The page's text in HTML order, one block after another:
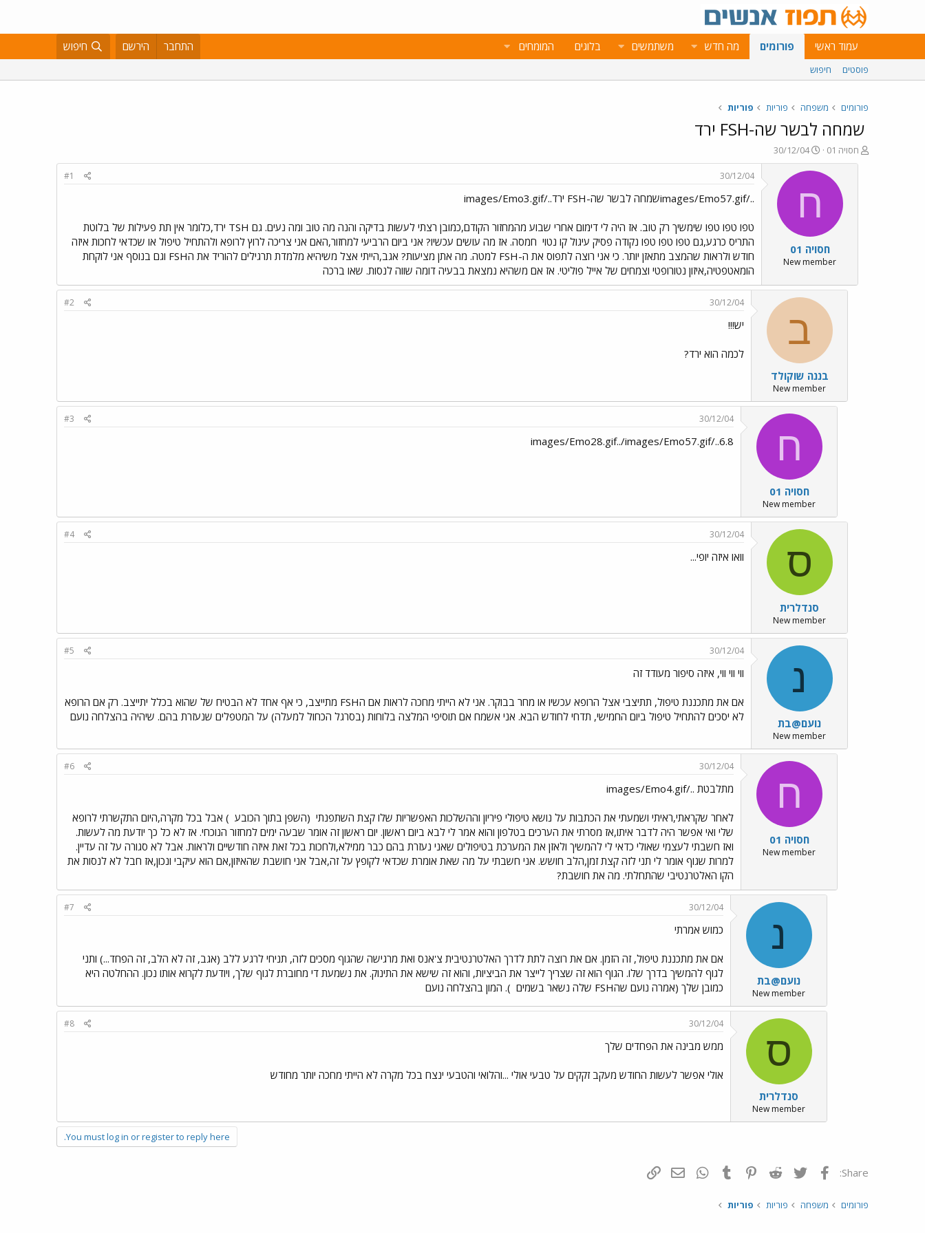
עמוד ראשי פורומים מה חדש משתמשים בלוגים המומחים התחבר הירשם חיפוש
פוסטים חיפוש
פורומים משפחה פוריות פוריות
שמחה לבשר שה-FSH ירד
פ
ו
חסויה 01
פ
ו
ר
ם
א
ר
י
30/12/04
ח
חסויה 01
New member
30/12/04
#1
../images/Emo57.gifשמחה לבשר שה-FSH ירד../images/Emo3.gif
טפו טפו טפו שימשיך רק טוב. אז היה לי דימום אחרי שבוע מהמחזור הקודם,כמובן רצתי לעשות בדיקה והנה מה טוב ומה נעים. גם TSH ירד,כלומר אין תת פעילות של בלוטת
התריס כרגע,גם טפו טפו טפו נקודה פסיק עיגול קו נטוי חמסה. אז מה עושים עכשיו? אני ביום הרביעי למחזור,האם אני צריכה לרוץ לרופא ולהתחיל טיפול או שכדאי לחכות איזה
חודש ולראות שהמצב מתאזן יותר. כי אני רוצה לתפוס את ה-FSH למטה. מה אתן מציעות? אגב,הייתי אצל משיהיא מלמדת תרגילים להוריד את הFSH וגם בנוסף אני לוקחת
הומאטפטיה,איזון נטורופטי וצמחים של אייל פוליטי. אז אם משהיא נמצאת בבעיה דומה שווה לנסות. שאו ברכה
ב
בננה שוקולד
New member
30/12/04
#2
יש!!!
לכמה הוא ירד?
ח
חסויה 01
New member
30/12/04
#3
6.8../images/Emo28.gif../images/Emo57.gif
ס
סנדלרית
New member
30/12/04
#4
וואו איזה יופי...
נ
נועם@בת
New member
30/12/04
#5
ווי ווי ווי, איזה סיפור מעודד זה
אם את מתכננת טיפול, תתיצבי אצל הרופא עכשיו או מחר בבוקר. אני לא הייתי מחכה לראות אם הFSH מתייצב, כי אף אחד לא הבטיח של שהוא בכלל יתייצב. רק אם הרופא
לא יסכים להתחיל טיפול ביום החמישי, תדחי לחודש הבא. אני אשמח אם תוסיפי המלצה בלוחות (בסרגל הכחול למעלה) על המטפלים שנעזרת בהם. שיהיה בהצלחה נועם
ח
חסויה 01
New member
30/12/04
#6
מתלבטת ../images/Emo4.gif
לאחר שקראתי,ראיתי ושמעתי את הכתבות על נושא טיפולי פיריון וההשלכות האפשריות שלו קצת השתפנתי (השפן בתוך הכובע ) אבל בכל מקרה,היום התקשרתי לרופא
שלי ואי אפשר היה לדבר איתו,אז מסרתי את הערכים בטלפון והוא אמר לי לבא ביום ראשון. יום ראשון זה אומר שבעה ימים למחזור הנוכחי. אז לא כל כך יודעת מה לעשות.
ואז חשבתי לעצמי שאולי כדאי לי להמשיך ולאזן את המערכת בטיפולים שאני נעזרת בהם כבר ממילא,ולחכות בכל זאת איזה חודשיים ולראות. אבל לא סגורה על זה עדיין.
למרות שגוף אומר לי תני לזה קצת זמן,הלב חושש. אני חשבתי על מה שאת אומרת שכדאי לקופץ על זה,אבל אני חושבת שהאיזון,אם הוא עיקבי ונכון,אז חבל לא לנסות את
הקו האלטרנטיבי שהתחלתי. מה את חושבת?
נ
נועם@בת
New member
30/12/04
#7
כמוש אמרתי
אם את מתכננת טיפול, זה הזמן. אם את רוצה לתת לדרך האלטרנטיבית צ'אנס ואת מרגישה שהגוף מסכים לזה, תניחי לרגע ללב (אגב, זה לא הלב, זה הפחד...) ותני
לגוף להמשיך בדרך שלו. הגוף הוא זה שצריך לייצר את הביציות, והוא זה שישא את התינוק. את נשמעת די מחוברת לגוף שלך, ויודעת לקרוא אותו נכון. ההחלטה היא
כמובן שלך (אמרה נועם שהFSH שלה נשאר בשמים
). המון בהצלחה נועם
ס
סנדלרית
New member
30/12/04
#8
ממש מבינה את הפחדים שלך
אולי אפשר לעשות החודש מעקב זקקים על טבעי אולי ...והלואי והטבעי ינצח בכל מקרה לא הייתי מחכה יותר מחודש
You must log in or register to reply here.
Share: פייסבוק Twitter
Reddit
Pinterest
Tumblr
WhatsAppדואר אלקטרוני
פורומים משפחה פוריות פוריות